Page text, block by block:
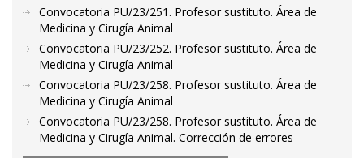
Convocatoria PU/23/251. Profesor sustituto. Área de
Medicina y Cirugía Animal
Convocatoria PU/23/252. Profesor sustituto. Área de
Medicina y Cirugía Animal
Convocatoria PU/23/258. Profesor sustituto. Área de
Medicina y Cirugía Animal
Convocatoria PU/23/258. Profesor sustituto. Área de
Medicina y Cirugía Animal. Corrección de errores